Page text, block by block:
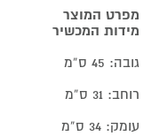
מפרט המוצר
מידות המכשיר
גובה: 45 ס”מ
רוחב: 31 ס”מ
עומק: 34 ס”מ